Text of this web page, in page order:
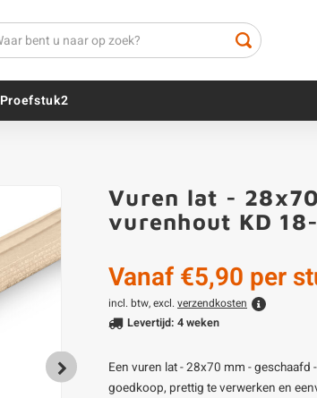
Blauwsteen sokkels
Proefstuk2
Vuren lat -
vurenhout KD
Vanaf€5,90 per
incl. btw, excl. verzendkosten
Levertijd: 4 weken
Een vuren lat - 28x70 mm -
goedkoop, prettig te verwerken en